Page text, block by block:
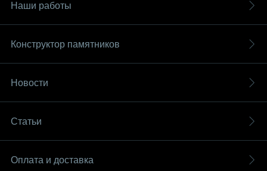
Наши работы
Конструктор памятников
Новости
Статьи
Оплата и доставка